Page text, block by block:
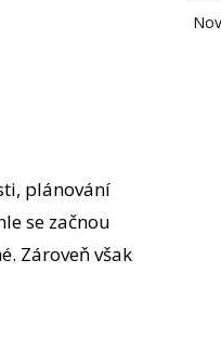
plánování
se začnou
Zároveň však